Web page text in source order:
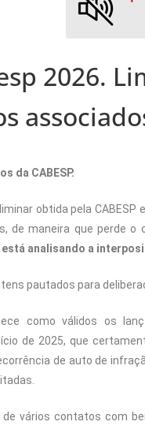
2026.
da CABESP.
obtida pela
de maneira que perde
está analisando a
pautados para
como válidos os
de 2025, que
de auto de
vários contatos com